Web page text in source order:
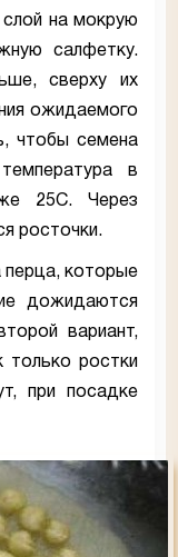
на мокрую
салфетку.
сверху их
ожидаемого
чтобы семена
в
25С. Через
росточки.
перца, которые
дожидаются
вариант,
только ростки
при посадке